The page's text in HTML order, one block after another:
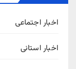
اخبار اجتماعی
اخبار استانی